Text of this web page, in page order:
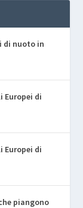
di nuoto in
Europei di
Europei di
piangono